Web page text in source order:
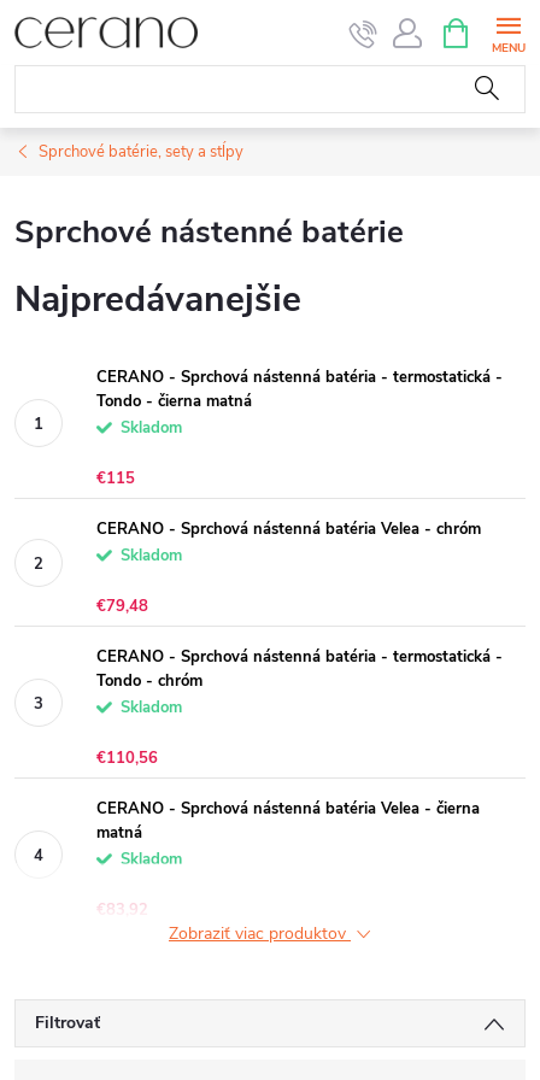
Prejsť
na
obsah
KOŠÍK
Sprchové batérie, sety a stĺpy
Sprchové nástenné batérie
Najpredávanejšie
CERANO - Sprchová nástenná batéria - termostatická -
Tondo - čierna matná
Skladom
€115
CERANO - Sprchová nástenná batéria Velea - chróm
Skladom
€79,48
CERANO - Sprchová nástenná batéria - termostatická -
Tondo - chróm
Skladom
€110,56
CERANO - Sprchová nástenná batéria Velea - čierna
matná
Skladom
€83,92
Zobraziť viac produktov
Filtrovať